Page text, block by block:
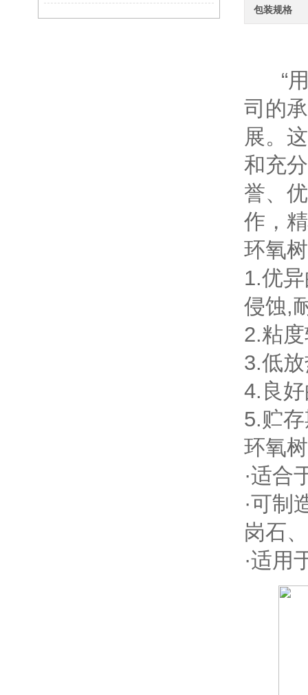
包装规格
“用
司的
展。
和充
誉、
作，
环氧
1.优
侵蚀,
2.粘
3.低
4.良
5.贮
环氧
·适合
·可制
岗石
·适用